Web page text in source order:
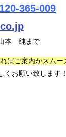
365-009
本 純まで
ばご案内がスムー
くお願い致します！